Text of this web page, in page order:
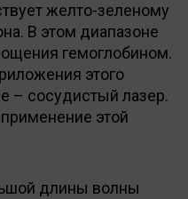
желто-зеленому
В этом диапазоне
гемоглобином.
этого
– сосудистый лазер.
этой
длины волны